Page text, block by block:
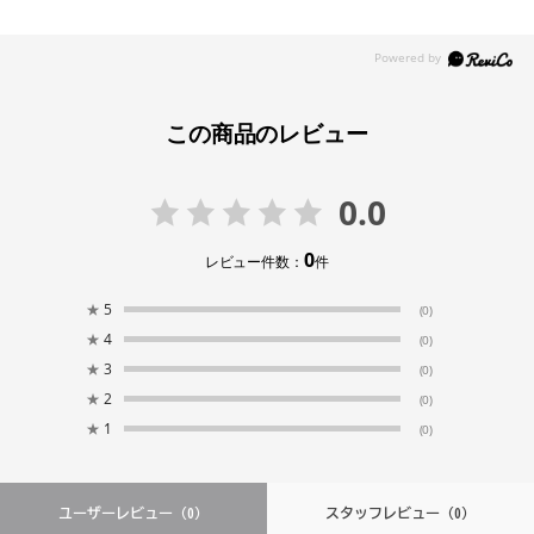
この商品のレビュー
0.0
レビュー件数：0件
★ 5 (0)
★ 4 (0)
★ 3 (0)
★ 2 (0)
★ 1 (0)
ユーザーレビュー （0） スタッフレビュー（0）